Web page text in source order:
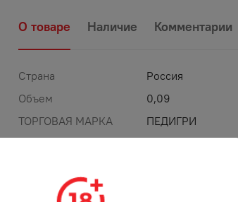
О товаре Наличие Комментарии
Страна
Россия
Объем
0,09
ТОРГОВАЯ МАРКА
ПЕДИГРИ